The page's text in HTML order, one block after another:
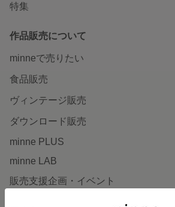
特集
作品販売について
minneで売りたい
食品販売
ヴィンテージ販売
ダウンロード販売
minne PLUS
minne LAB
販売支援企画・イベント